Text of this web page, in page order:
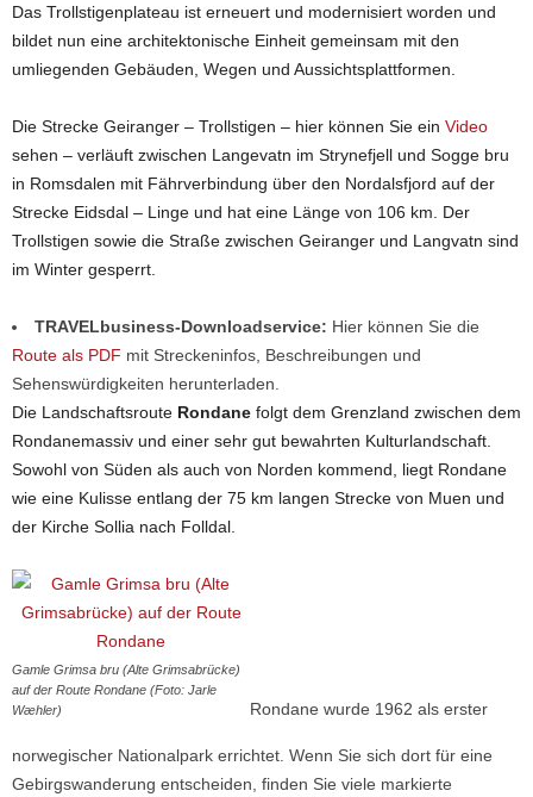
Das Trollstigenplateau ist erneuert und modernisiert worden und
bildet nun eine architektonische Einheit gemeinsam mit den
umliegenden Gebäuden, Wegen und Aussichtsplattformen.
Die Strecke Geiranger – Trollstigen – hier können Sie ein Video
sehen – verläuft zwischen Langevatn im Strynefjell und Sogge bru
in Romsdalen mit Fährverbindung über den Nordalsfjord auf der
Strecke Eidsdal – Linge und hat eine Länge von 106 km. Der
Trollstigen sowie die Straße zwischen Geiranger und Langvatn sind
im Winter gesperrt.
TRAVELbusiness-Downloadservice: Hier können Sie die
Route als PDF mit Streckeninfos, Beschreibungen und
Sehenswürdigkeiten herunterladen.
Die Landschaftsroute Rondane folgt dem Grenzland zwischen dem
Rondanemassiv und einer sehr gut bewahrten Kulturlandschaft.
Sowohl von Süden als auch von Norden kommend, liegt Rondane
wie eine Kulisse entlang der 75 km langen Strecke von Muen und
der Kirche Sollia nach Folldal.
Gamle Grimsa bru (Alte Grimsabrücke)
auf der Route Rondane (Foto: Jarle
Wæhler)
Rondane wurde 1962 als erster
norwegischer Nationalpark errichtet. Wenn Sie sich dort für eine
Gebirgswanderung entscheiden, finden Sie viele markierte